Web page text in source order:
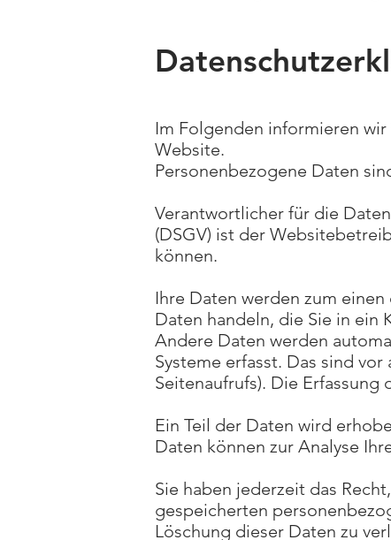
Im Folgenden informieren
Website.
Personenbezogene Daten
Verantwortlicher für die
(DSGV) ist der
können.
Ihre Daten werden zum
Daten handeln, die Sie in ein
Andere Daten werden
Systeme erfasst. Das sind
Seitenaufrufs). Die
Ein Teil der Daten wird
Daten können zur Analyse
Sie haben jederzeit das
gespeicherten
Löschung dieser Daten zu